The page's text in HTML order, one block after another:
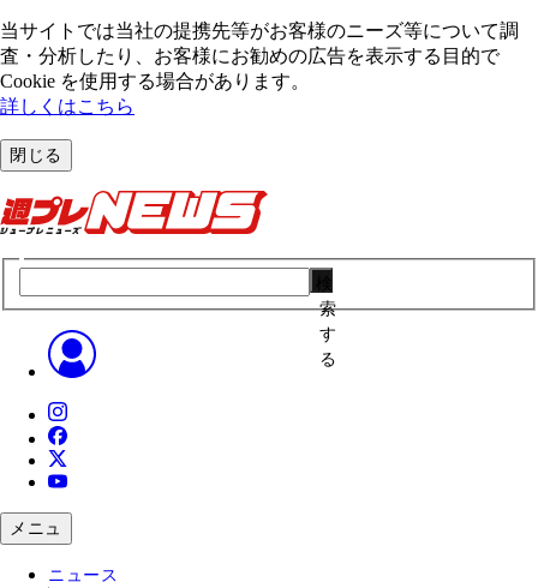
当サイトでは当社の提携先等がお客様のニーズ等について調
査・分析したり、お客様にお勧めの広告を表⽰する⽬的で
Cookie を使⽤する場合があります。
詳しくはこちら
閉じる
索
す
る
メニュ
ニュース